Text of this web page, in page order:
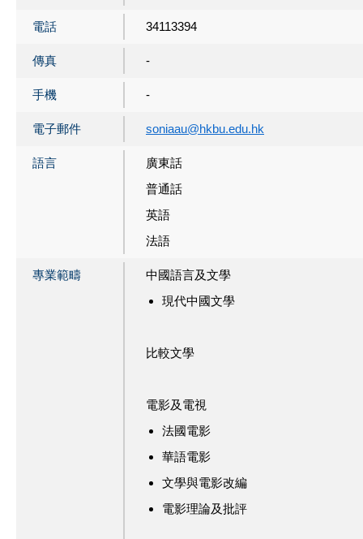
電話 34113394
傳真 -
手機 -
電子郵件 soniaau@hkbu.edu.hk
語言
廣東話
普通話
英語
法語
專業範疇
中國語言及文學
現代中國文學
比較文學
電影及電視
法國電影
華語電影
文學與電影改編
電影理論及批評